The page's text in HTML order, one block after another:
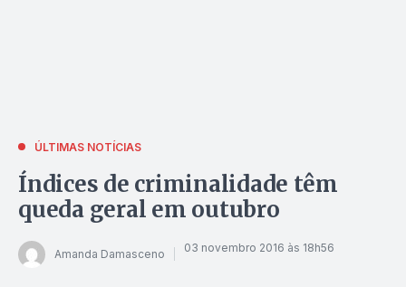
ÚLTIMAS NOTÍCIAS
Índices de criminalidade têm
queda geral em outubro
Amanda Damasceno 03 novembro 2016 às 18h56